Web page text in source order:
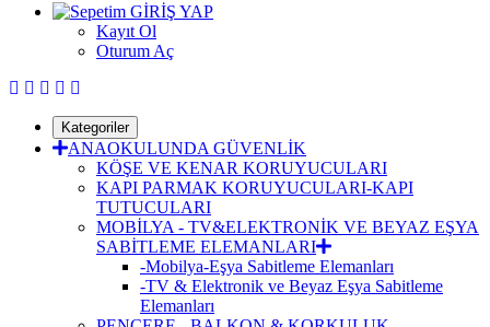
GİRİŞ YAP
Kayıt Ol
Oturum Aç
Kategoriler
ANAOKULUNDA GÜVENLİK
KÖŞE VE KENAR KORUYUCULARI
KAPI PARMAK KORUYUCULARI-KAPI
TUTUCULARI
MOBİLYA - TV&ELEKTRONİK VE BEYAZ EŞYA
SABİTLEME ELEMANLARI
-Mobilya-Eşya Sabitleme Elemanları
-TV & Elektronik ve Beyaz Eşya Sabitleme
Elemanları